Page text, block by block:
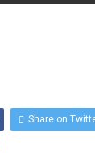
Share on